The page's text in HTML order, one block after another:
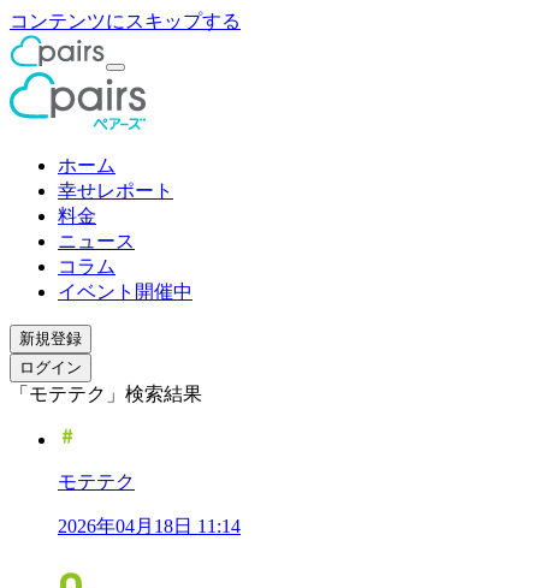
コンテンツにスキップする
ホーム
幸せレポート
料金
ニュース
コラム
イベント開催中
新規登録
ログイン
「モテテク」検索結果
モテテク
2026年04月18日 11:14